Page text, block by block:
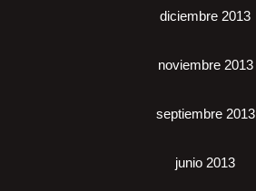
diciembre 2013
noviembre 2013
septiembre 2013
junio 2013